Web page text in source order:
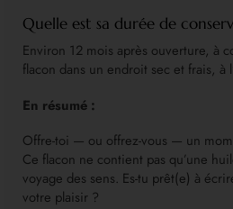
Quelle est sa durée de
Environ 12 mois après ouverture, à
flacon dans un endroit sec et frais, à
En résumé :
Offre-toi — ou offrez-vous — un
Ce flacon ne contient pas qu’une
voyage des sens. Es-tu prêt(e) à
votre plaisir ?